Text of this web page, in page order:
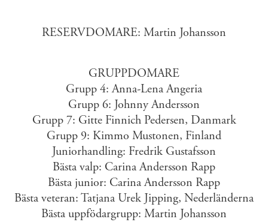
RESERVDOMARE: Martin Johansson
GRUPPDOMARE
Grupp 4: Anna-Lena Angeria
Grupp 6: Johnny Andersson
Grupp 7: Gitte Finnich Pedersen, Danmark
Grupp 9: Kimmo Mustonen, Finland
Juniorhandling: Fredrik Gustafsson
Bästa valp: Carina Andersson Rapp
Bästa junior: Carina Andersson Rapp
Bästa veteran: Tatjana Urek Jipping, Nederländerna
Bästa uppfödargrupp: Martin Johansson